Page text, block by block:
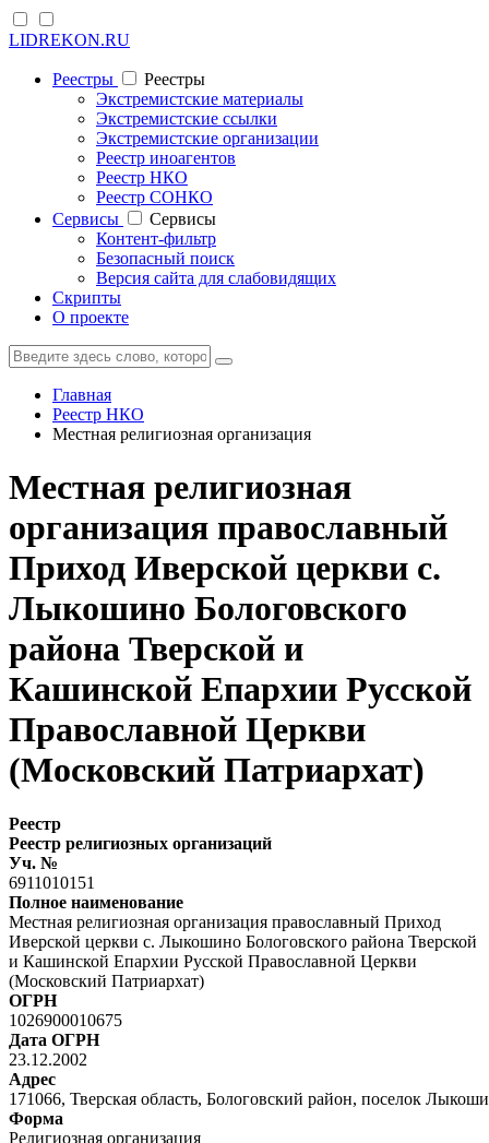
LIDREKON.RU
Реестры
Реестры
Экстремистские материалы
Экстремистские ссылки
Экстремистские организации
Реестр иноагентов
Реестр НКО
Реестр СОНКО
Cервисы
Cервисы
Контент-фильтр
Безопасный поиск
Версия сайта для слабовидящих
Скрипты
О проекте
Главная
Реестр НКО
Местная религиозная организация
Местная религиозная
организация православный
Приход Иверской церкви с.
Лыкошино Бологовского
района Тверской и
Кашинской Епархии Русской
Православной Церкви
(Московский Патриархат)
Реестр
Реестр религиозных организаций
Уч. №
6911010151
Полное наименование
Местная религиозная организация православный Приход
Иверской церкви с. Лыкошино Бологовского района Тверской
и Кашинской Епархии Русской Православной Церкви
(Московский Патриархат)
ОГРН
1026900010675
Дата ОГРН
23.12.2002
Адрес
171066, Тверская область, Бологовский район, поселок
Форма
Религиозная организация